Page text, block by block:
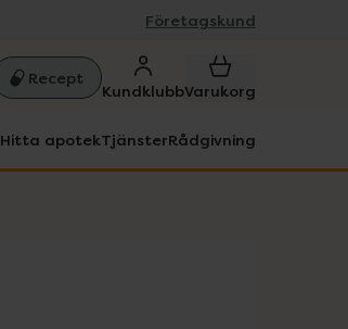
Företagskund
Recept
KundklubbVarukorg
Hitta apotekTjänsterRådgivning